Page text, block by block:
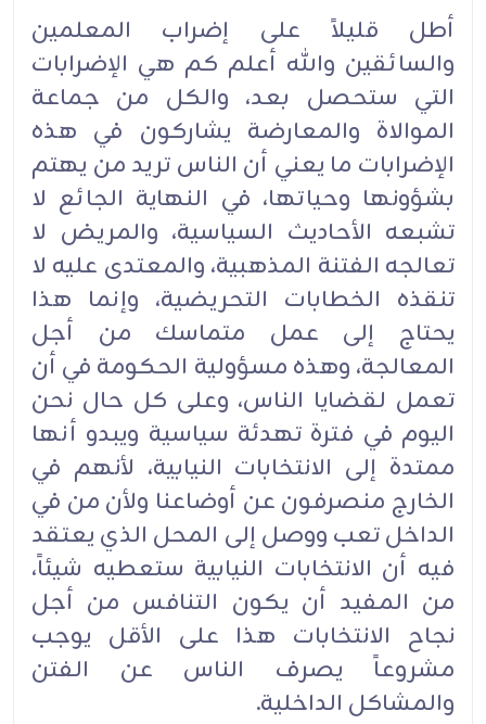
أطل قليلاً على إضراب المعلمين
والسائقين والله أعلم كم هي الإضرابات
التي ستحصل بعد، والكل من جماعة
الموالاة والمعارضة يشاركون في هذه
الإضرابات ما يعني أن الناس تريد من يهتم
بشؤونها وحياتها، في النهاية الجائع لا
تشبعه الأحاديث السياسية، والمريض لا
تعالجه الفتنة المذهبية، والمعتدى عليه لا
تنقذه الخطابات التحريضية، وإنما هذا
يحتاج إلى عمل متماسك من أجل
المعالجة، وهذه مسؤولية الحكومة في أن
تعمل لقضايا الناس، وعلى كل حال نحن
اليوم في فترة تهدئة سياسية ويبدو أنها
ممتدة إلى الانتخابات النيابية، لأنهم في
الخارج منصرفون عن أوضاعنا ولأن من في
الداخل تعب ووصل إلى المحل الذي يعتقد
فيه أن الانتخابات النيابية ستعطيه شيئاً،
من المفيد أن يكون التنافس من أجل
نجاح الانتخابات هذا على الأقل يوجب
مشروعاً يصرف الناس عن الفتن
والمشاكل الداخلية.